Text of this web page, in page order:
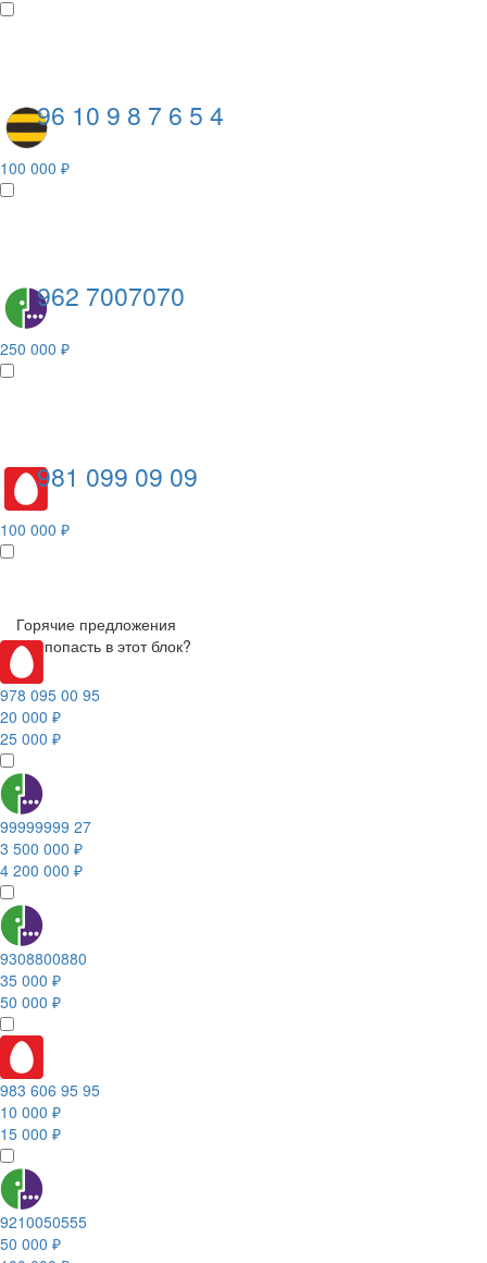
96 10 9 8 7 6 5 4
100 000 ₽
962 7007070
250 000 ₽
981 099 09 09
100 000 ₽
Горячие предложения
Как попасть в этот блок?
978 095 00 95
20 000 ₽
25 000 ₽
99999999 27
3 500 000 ₽
4 200 000 ₽
9308800880
35 000 ₽
50 000 ₽
983 606 95 95
10 000 ₽
15 000 ₽
9210050555
50 000 ₽